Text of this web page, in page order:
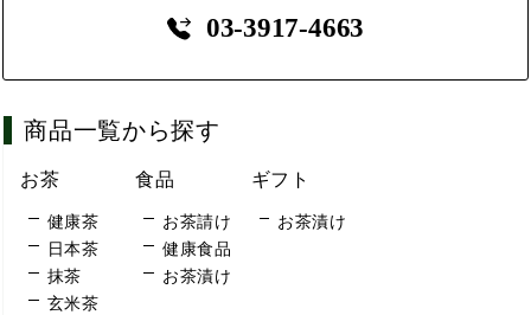
03-3917-4663
商品一覧から探す
お茶
健康茶
日本茶
抹茶
玄米茶
食品
お茶請け
健康食品
お茶漬け
ギフト
お茶漬け